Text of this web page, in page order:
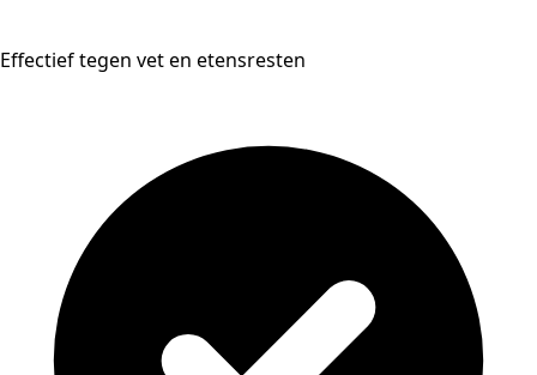
Effectief tegen vet en etensresten